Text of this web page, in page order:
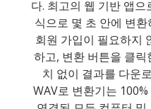
다. 최고의 웹 기반 앱
식으로 몇 초 안에 변
회원 가입이 필요하지
하고, 변환 버튼을 클
치 없이 결과를 다운
WAV로 변환기는